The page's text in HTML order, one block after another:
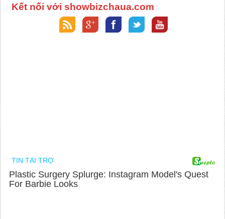
Kết nối với showbizchaua.com